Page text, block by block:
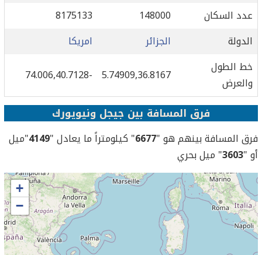
عدد السكان
148000
8175133
الدولة
الجزائر
امريكا
خط الطول
والعرض
5.74909,36.8167
-74.006,40.7128
فرق المسافة بين جيجل ونيويورك
فرق المسافة بينهم هو "6677" كيلومتراً ما يعادل "4149"ميل
أو "3603" ميل بحري
+
−